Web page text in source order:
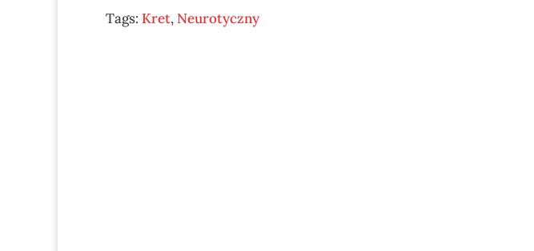
Tags: Kret, Neurotyczny